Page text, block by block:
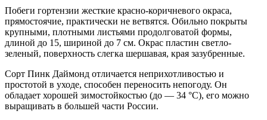
Побеги гортензии жесткие красно-коричневого окраса,
прямостоячие, практически не ветвятся. Обильно покрыты
крупными, плотными листьями продолговатой формы,
длиной до 15, шириной до 7 см. Окрас пластин светло-
зеленый, поверхность слегка шершавая, края зазубренные.
Сорт Пинк Даймонд отличается неприхотливостью и
простотой в уходе, способен переносить непогоду. Он
обладает хорошей зимостойкостью (до — 34 °С), его можно
выращивать в большей части России.